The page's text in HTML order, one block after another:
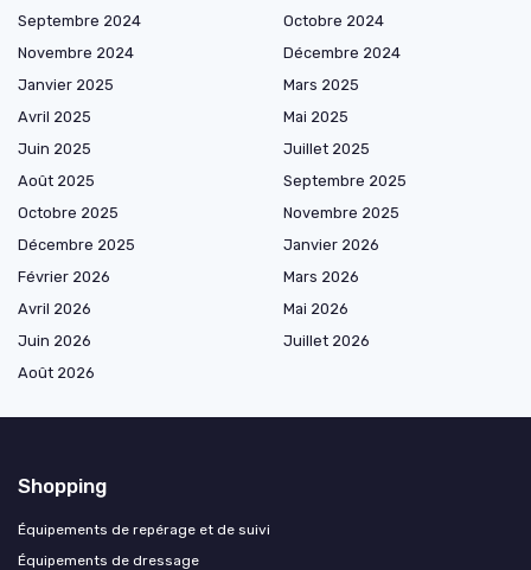
Septembre 2024
Octobre 2024
Novembre 2024
Décembre 2024
Janvier 2025
Mars 2025
Avril 2025
Mai 2025
Juin 2025
Juillet 2025
Août 2025
Septembre 2025
Octobre 2025
Novembre 2025
Décembre 2025
Janvier 2026
Février 2026
Mars 2026
Avril 2026
Mai 2026
Juin 2026
Juillet 2026
Août 2026
Shopping
Équipements de repérage et de suivi
Équipements de dressage